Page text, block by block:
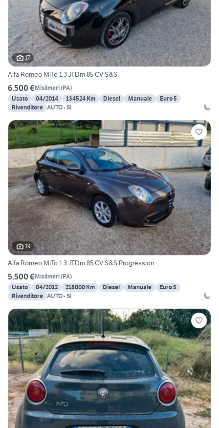
17
Alfa Romeo MiTo 1.3 JTDm 85 CV S&S
6.500 €Misilmeri(PA)
Usato
04/2014 134524 Km Diesel Manuale
Euro 5
Rivenditore AUTO - SI
19
Alfa Romeo MiTo 1.3 JTDm 85 CV S&S Progression
5.500 €Misilmeri(PA)
Usato
04/2012 218000 Km Diesel Manuale
Euro 5
Rivenditore AUTO - SI